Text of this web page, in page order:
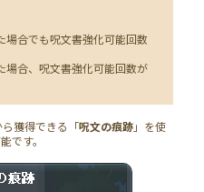
場合でも呪文書強化可能回数
場合、呪文書強化可能回数が
獲得できる「呪文の痕跡」を使
です。